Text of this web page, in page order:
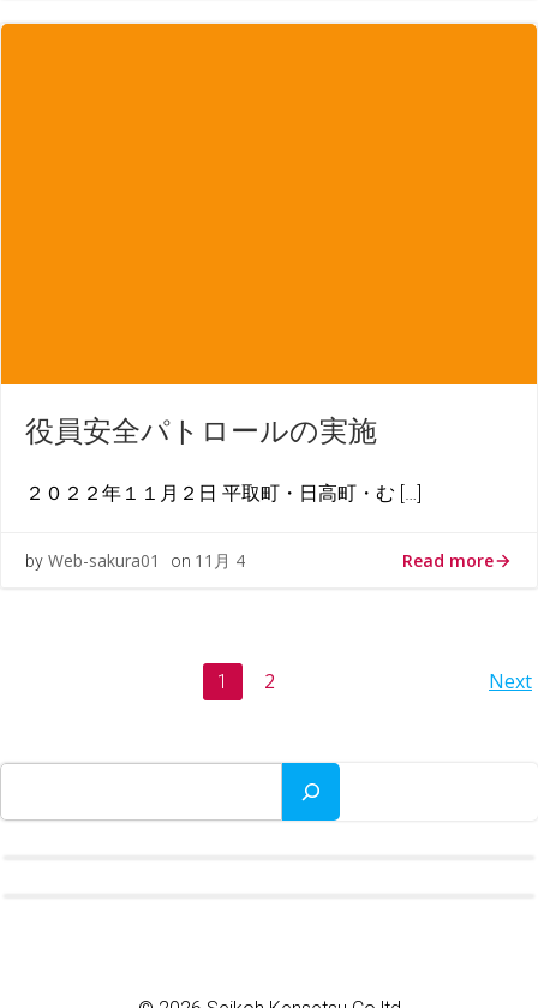
役員安全パトロールの実施
２０２２年１１月２日 平取町・日高町・む […]
by Web-sakura01 on 11月 4 Read more
navigation
Page
1 Page
2 Next